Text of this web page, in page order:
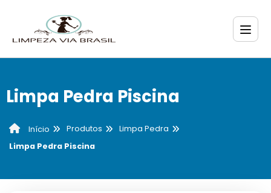
Limpa Pedra Piscina
Início Produtos
Limpa Pedra
Limpa Pedra Piscina